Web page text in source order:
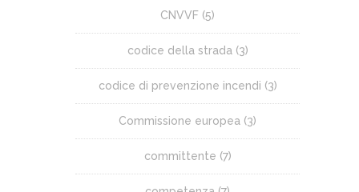
CNVVF (5)
codice della strada (3)
codice di prevenzione incendi (3)
Commissione europea (3)
committente (7)